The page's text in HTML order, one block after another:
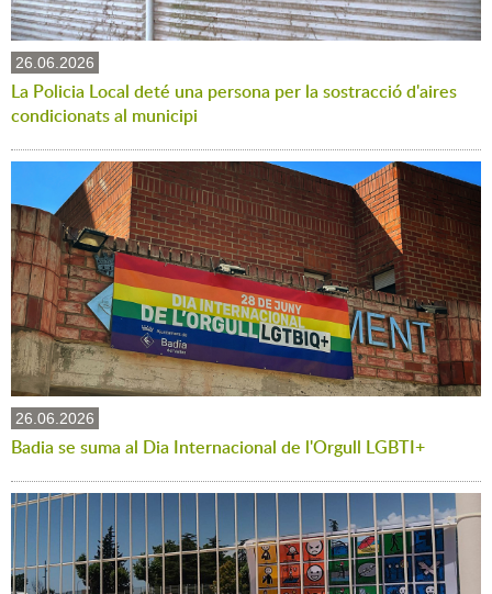
26.06.2026
La Policia Local deté una persona per la sostracció d'aires
condicionats al municipi
26.06.2026
Badia se suma al Dia Internacional de l'Orgull LGBTI+